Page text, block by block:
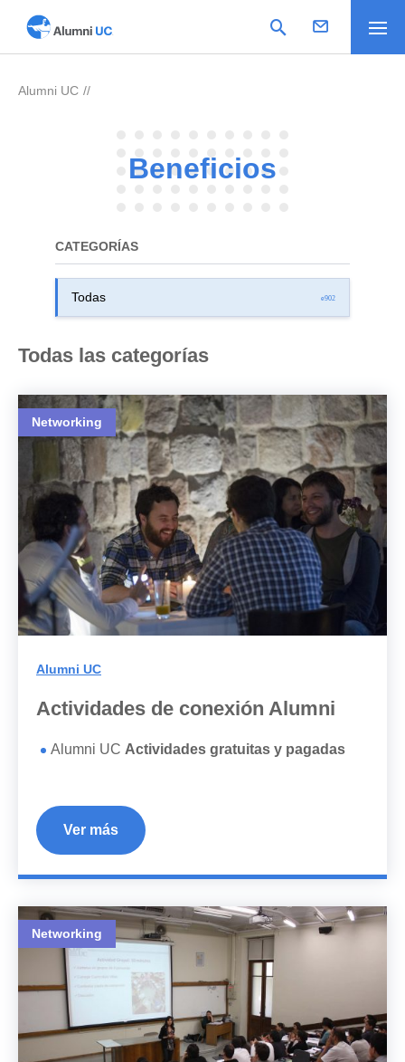
Alumni UC
Beneficios
CATEGORÍAS
Todas las categorías
Networking
Alumni UC
Actividades de conexión Alumni
Alumni UC Actividades gratuitas y pagadas
Ver más
Networking